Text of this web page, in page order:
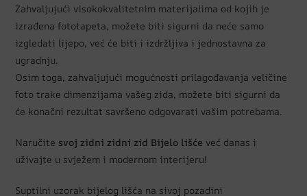
Zahvaljujući visokokvalitetnim materijalima od kojih je
izrađena fototapeta, možete biti sigurni da neće samo
izgledati lijepo, već će biti i izdržljiva i jednostavna za
ugradnju.
Osim toga, zahvaljujući mogućnosti prilagođavanja veličine
foto trake dimenzijama vašeg zida, možete biti sigurni da
će konačni rezultat savršeno odgovarati vašim potrebama.
Naručite svoj zidni zidni zid Bijelo lišće već danas i
uživajte u svježem i modernom interijeru!
Suptilni uzorak bijelog lišća na sivoj pozadini